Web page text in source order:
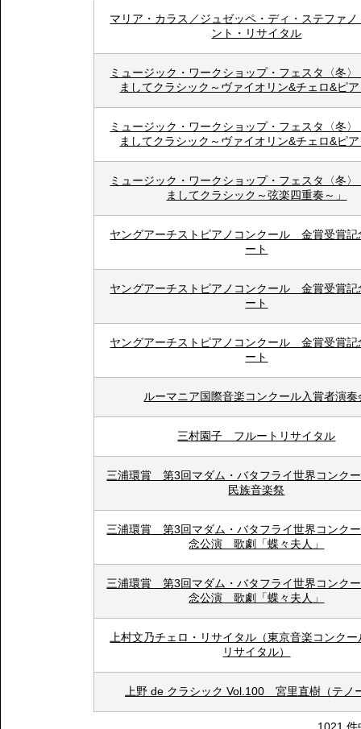
マリア・カラス／ジュゼッペ・ディ・ステファ
ント・リサイタル
ミュージック・ワークショップ・フェスタ〈冬
ましてクラシック～ヴァイオリン&チェロ&ピ
ミュージック・ワークショップ・フェスタ〈冬
ましてクラシック～ヴァイオリン&チェロ&ピ
ミュージック・ワークショップ・フェスタ〈冬
ましてクラシック～弦楽四重奏～」
ヤングアーチストピアノコンクール 金賞受賞記
ート
ヤングアーチストピアノコンクール 金賞受賞記
ート
ヤングアーチストピアノコンクール 金賞受賞記
ート
ルーマニア国際音楽コンクール入賞者演奏
三村園子 フルートリサイタル
三浦環賞 第3回マダム・バタフライ世界コンク
民族音楽祭
三浦環賞 第3回マダム・バタフライ世界コンク
念公演 歌劇「蝶々夫人」
三浦環賞 第3回マダム・バタフライ世界コンク
念公演 歌劇「蝶々夫人」
上村文乃チェロ・リサイタル（東京音楽コンク
リサイタル）
上野 de クラシック Vol.100 宮里直樹（テノ